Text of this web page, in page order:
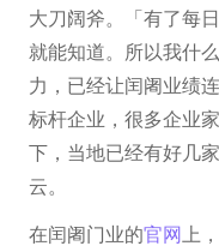
大刀阔斧。「有了每
就能知道。所以我什
力，已经让闰阇业绩
标杆企业，很多企业
下，当地已经有好几
云。
在闰阇门业的官网上